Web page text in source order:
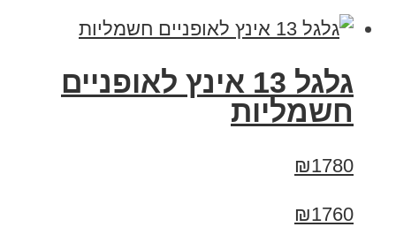
גלגל 13 אינץ לאופניים
חשמליות
₪1780
₪1760